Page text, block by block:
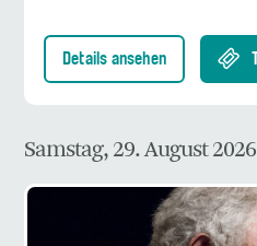
Details ansehen
Samstag, 29. August 2026